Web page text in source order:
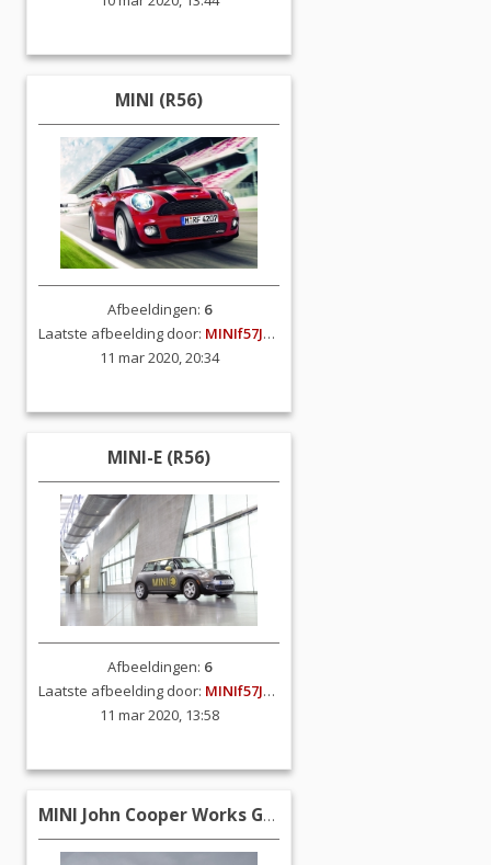
MINI (R56)
Afbeeldingen: 6
Laatste afbeelding door: MINIf57JCW
11 mar 2020, 20:34
MINI-E (R56)
Afbeeldingen: 6
Laatste afbeelding door: MINIf57JCW
11 mar 2020, 13:58
MINI John Cooper Works GP2 (R56)